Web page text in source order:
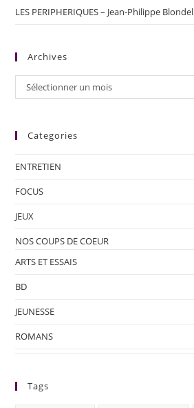
LES PERIPHERIQUES – Jean-Philippe Blondel
Archives
Sélectionner un mois
Categories
ENTRETIEN
FOCUS
JEUX
NOS COUPS DE COEUR
ARTS ET ESSAIS
BD
JEUNESSE
ROMANS
Tags